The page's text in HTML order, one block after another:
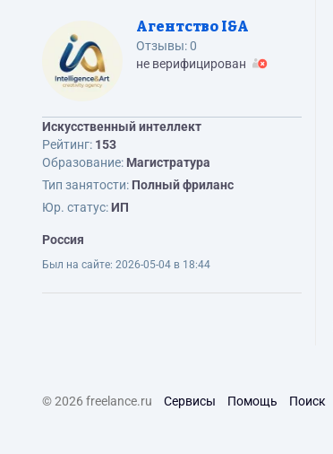
Агентство I&A
Отзывы:0
не верифицирован
Искусственный интеллект
Рейтинг: 153
Образование: Магистратура
Тип занятости: Полный фриланс
Юр. статус:ИП
Россия
Был на сайте: 2026-05-04 в 18:44
© 2026 freelance.ru Сервисы Помощь Поиск